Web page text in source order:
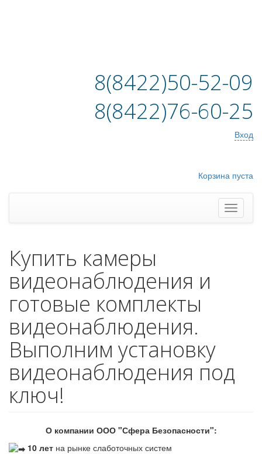
8(8422)50-52-09
8(8422)76-60-25
Вход
Корзина пуста
Купить камеры
видеонаблюдения и
готовые комплекты
видеонаблюдения.
Выполним установку
видеонаблюдения под
ключ!
О компании ООО "Сфера Безопасности":
10 лет на рынке слаботочных систем